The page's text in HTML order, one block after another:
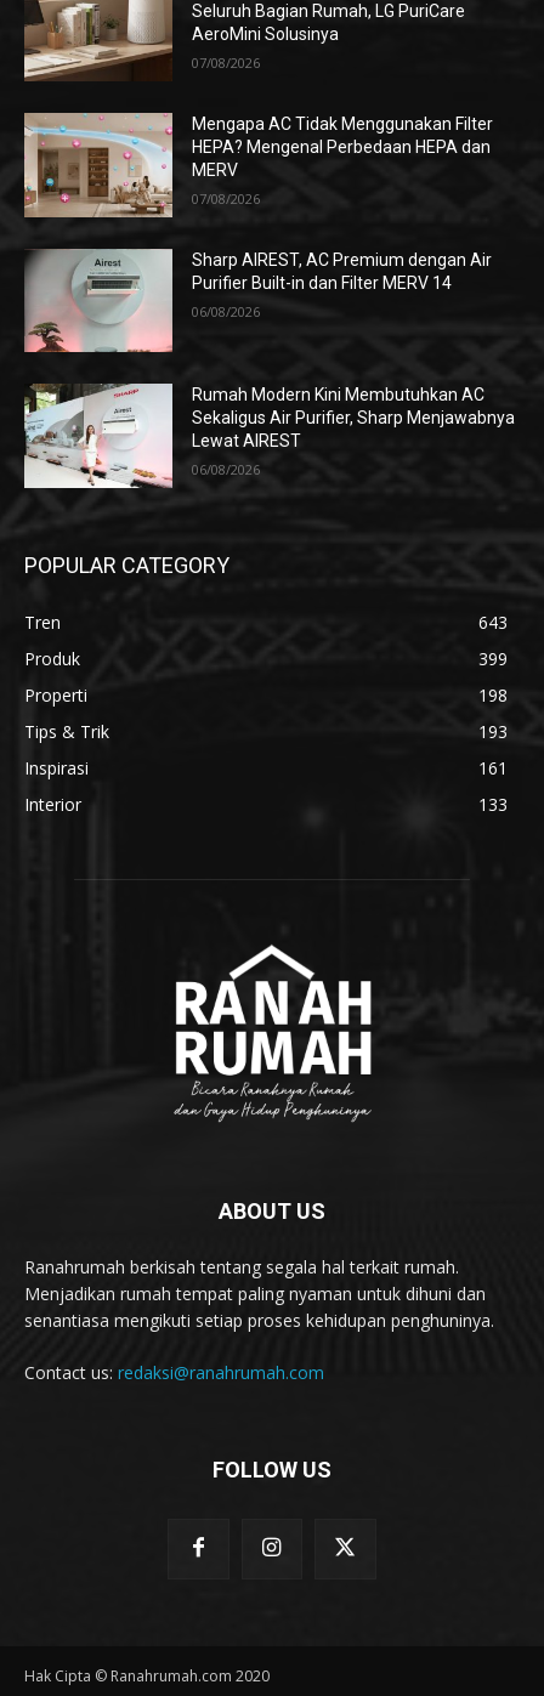
Seluruh Bagian Rumah, LG PuriCare
AeroMini Solusinya
07/08/2026
Mengapa AC Tidak Menggunakan Filter
HEPA? Mengenal Perbedaan HEPA dan
MERV
07/08/2026
Sharp AIREST, AC Premium dengan Air
Purifier Built-in dan Filter MERV 14
06/08/2026
Rumah Modern Kini Membutuhkan AC
Sekaligus Air Purifier, Sharp Menjawabnya
Lewat AIREST
06/08/2026
POPULAR CATEGORY
Tren
643
Produk
399
Properti
198
Tips & Trik
193
Inspirasi
161
Interior
133
ABOUT US
Ranahrumah berkisah tentang segala hal terkait rumah.
Menjadikan rumah tempat paling nyaman untuk dihuni dan
senantiasa mengikuti setiap proses kehidupan penghuninya.
Contact us: redaksi@ranahrumah.com
FOLLOW US
Hak Cipta © Ranahrumah.com 2020